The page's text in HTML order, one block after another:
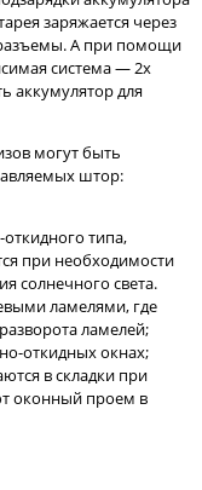
заряжается через
А при помощи
система — 2х
аккумулятор для
могут быть
штор:
типа,
при необходимости
солнечного света.
ламелями, где
ламелей;
откидных окнах;
в складки при
оконный проем в